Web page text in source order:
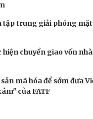
tập trung giải phóng
hiện chuyển giao vốn
mã hóa để sớm đưa
của FATF